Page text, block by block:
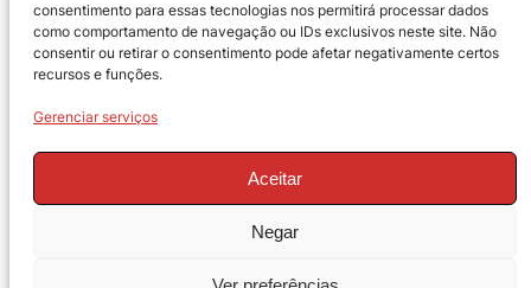
consentimento para essas tecnologias nos permitirá processar dados
como comportamento de navegação ou IDs exclusivos neste site. Não
consentir ou retirar o consentimento pode afetar negativamente certos
recursos e funções.
Gerenciar serviços
Aceitar
Negar
Política de Troca e Devoluções
Política de Reembolso